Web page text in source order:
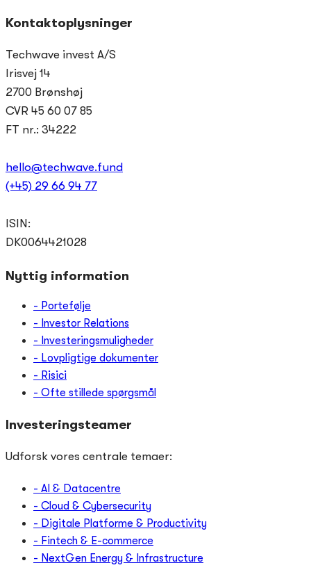
Skip
Skip
primary
navigation
Skip
to
content
Kontaktoplysninger
Techwave invest A/S
Irisvej 14
2700 Brønshøj
CVR 45 60 07 85
FT nr.: 34222
hello@techwave.fund
(+45) 29 66 94 77
ISIN:
DK0064421028
Nyttig information
- Portefølje
- Investor Relations
- Investeringsmuligheder
- Lovpligtige dokumenter
- Risici
- Ofte stillede spørgsmål
Investeringsteamer
Udforsk vores centrale temaer:
- AI & Datacentre
- Cloud & Cybersecurity
- Digitale Platforme & Productivity
- Fintech & E-commerce
- NextGen Energy & Infrastructure